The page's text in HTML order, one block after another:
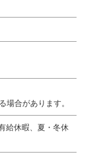
場合があります。
給休暇、夏・冬休